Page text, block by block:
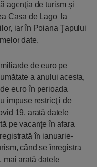
agenţia de turism şi
Casa de Lago, la
iar în Poiana Ţapului
date.
de euro pe
a anului acesta,
euro în perioada
impuse restricţii de
19, arată datele
pe vacanţe în afara
în ianuarie-
când se înregistra
mai arată datele